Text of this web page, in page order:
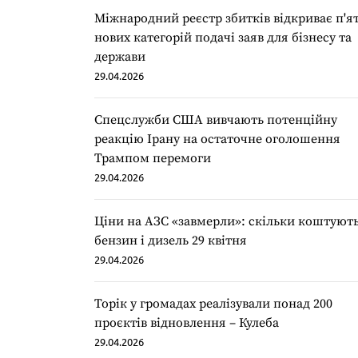
Міжнародний реєстр збитків відкриває
нових категорій подачі заяв для бізнесу та
держави
29.04.2026
Спецслужби США вивчають потенційну
реакцію Ірану на остаточне оголошення
Трампом перемоги
29.04.2026
Ціни на АЗС «завмерли»: скільки
бензин і дизель 29 квітня
29.04.2026
Торік у громадах реалізували понад 200
проєктів відновлення – Кулеба
29.04.2026